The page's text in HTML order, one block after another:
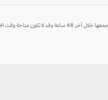
لا تكون متاحة وقت الحجز